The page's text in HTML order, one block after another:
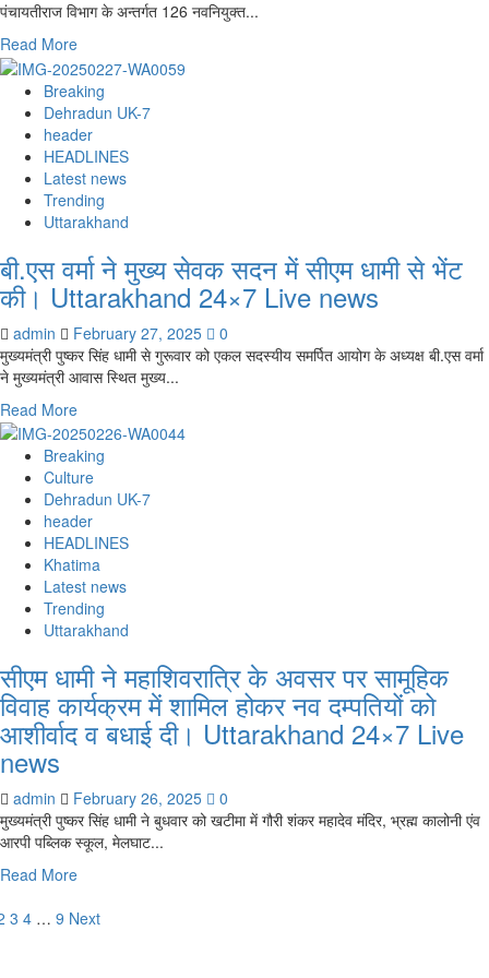
पंचायतीराज विभाग के अन्तर्गत 126 नवनियुक्त...
Read MoreRead
more
about
126
नव
चयनित
ग्राम
पंचायत
विकास
को
मुख्यमंत्री
ने
प्रदान
किये
नियुक्ति
Uttarakhand
24×7
Live
news
Breaking
Dehradun UK-7
header
HEADLINES
Latest news
Trending
Uttarakhand
बी.एस वर्मा ने मुख्य सेवक सदन में सीएम धामी से भेंट
की। Uttarakhand 24×7 Live news
admin February 27, 2025
0
मुख्यमंत्री पुष्कर सिंह धामी से गुरूवार को एकल सदस्यीय समर्पित आयोग के अध्यक्ष बी.एस वर्मा
ने मुख्यमंत्री आवास स्थित मुख्य...
Read MoreRead
more
about
बी.एस
वर्मा
ने
मुख्य
सेवक
सदन
में
सीएम
से
भेंट
की।
Uttarakhand
news
Breaking
Culture
Dehradun UK-7
header
HEADLINES
Khatima
Latest news
Trending
Uttarakhand
सीएम धामी ने महाशिवरात्रि के अवसर पर सामूहिक
विवाह कार्यक्रम में शामिल होकर नव दम्पतियों को
आशीर्वाद व बधाई दी। Uttarakhand 24×7 Live
news
admin February 26, 2025
0
मुख्यमंत्री पुष्कर सिंह धामी ने बुधवार को खटीमा में गौरी शंकर महादेव मंदिर, भ्रह्म कालोनी एंव
आरपी पब्लिक स्कूल, मेलघाट...
Read MoreRead
about
3 4 … 9 Next